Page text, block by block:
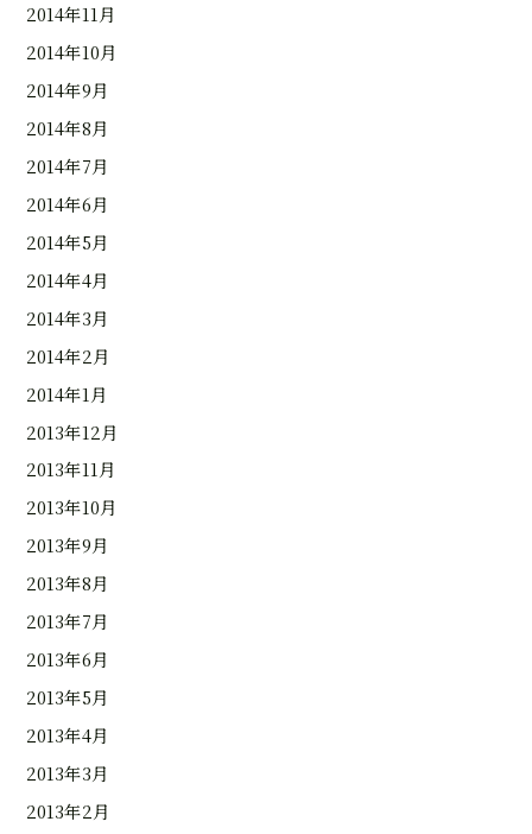
2014年11月
2014年10月
2014年9月
2014年8月
2014年7月
2014年6月
2014年5月
2014年4月
2014年3月
2014年2月
2014年1月
2013年12月
2013年11月
2013年10月
2013年9月
2013年8月
2013年7月
2013年6月
2013年5月
2013年4月
2013年3月
2013年2月